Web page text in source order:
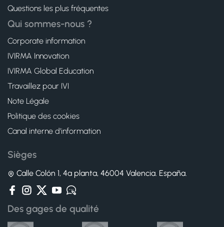
Questions les plus fréquentes
Qui sommes-nous ?
Corporate information
IVIRMA Innovation
IVIRMA Global Education
Travaillez pour IVI
Note Légale
Politique des cookies
Canal interne d’information
Sièges
Calle Colón 1, 4ª planta, 46004 Valencia. España.
Des gages de qualité